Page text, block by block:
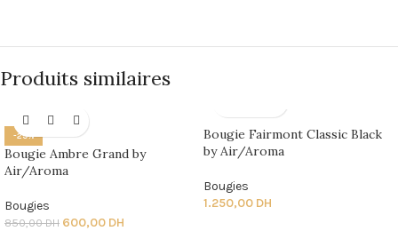
Produits similaires
-29%
Bougie Ambre Grand by
Air/Aroma
Bougies
850,00DH 600,00 DH
Bougie Fairmont Classic Black
by Air/Aroma
Bougies
1.250,00 DH